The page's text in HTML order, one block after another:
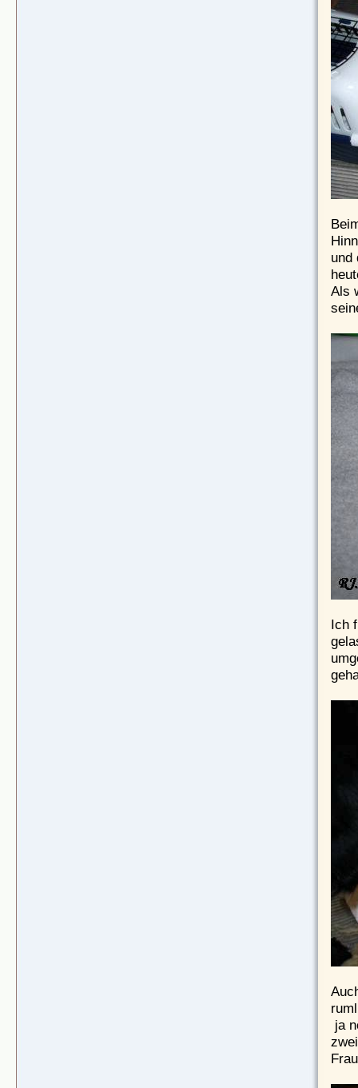
und
Als
Ich
ja